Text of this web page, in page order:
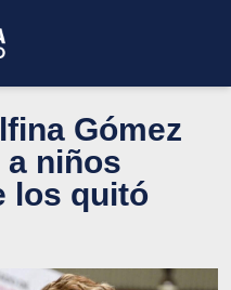
Gómez
niños
los quitó